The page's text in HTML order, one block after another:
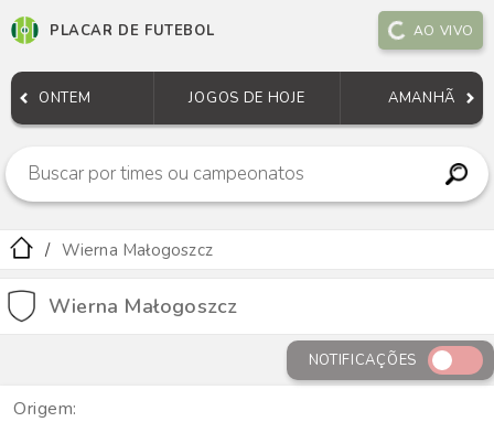
PLACAR DE FUTEBOL AO VIVO
ONTEM JOGOS DE HOJE AMANHÃ
Wierna Małogoszcz
Wierna Małogoszcz
NOTIFICAÇÕES
Origem: